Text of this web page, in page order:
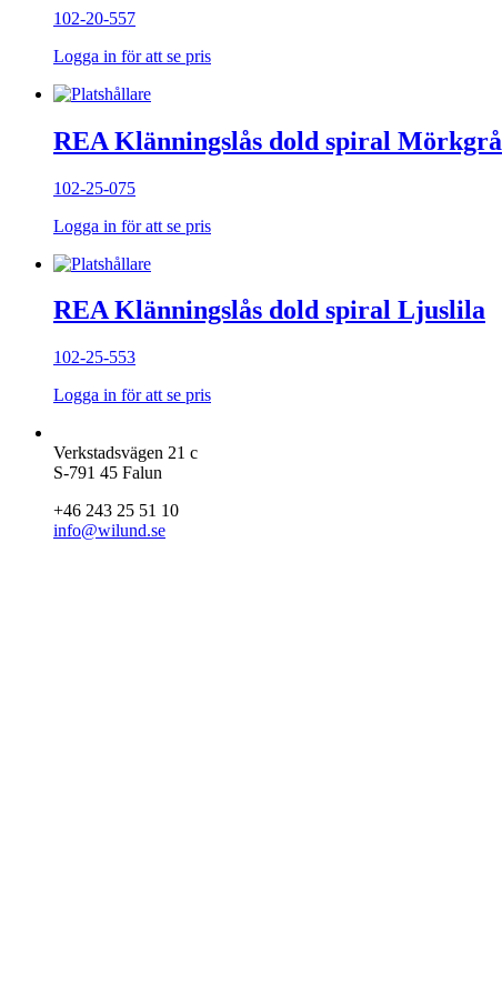
102-20-557
Logga in för att se pris
REA Klänningslås dold spiral Mörkgrå
102-25-075
Logga in för att se pris
REA Klänningslås dold spiral Ljuslila
102-25-553
Logga in för att se pris
Verkstadsvägen 21 c
S-791 45 Falun
+46 243 25 51 10
info@wilund.se